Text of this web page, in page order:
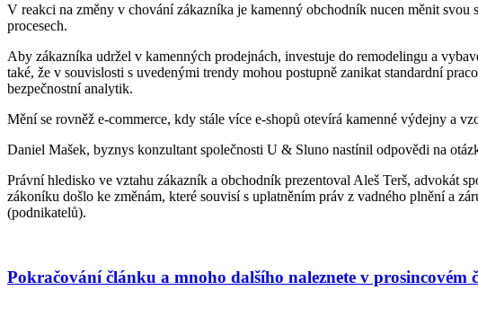
V reakci na změny v chování zákazníka je kamenný obchodník nucen měnit
procesech.
Aby zákazníka udržel v kamenných prodejnách, investuje do remodelingu a
také, že v souvislosti s uvedenými trendy mohou postupně zanikat standardní
bezpečnostní analytik.
Mění se rovněž e-commerce, kdy stále více e-shopů otevírá kamenné výdejny a
Daniel Mašek, byznys konzultant společnosti U & Sluno nastínil odpovědi na
Právní hledisko ve vztahu zákazník a obchodník prezentoval Aleš Terš, advokát
zákoníku došlo ke změnám, které souvisí s uplatněním práv z vadného plnění a
(podnikatelů).
Pokračování článku a mnoho dalšího naleznete v prosincovém